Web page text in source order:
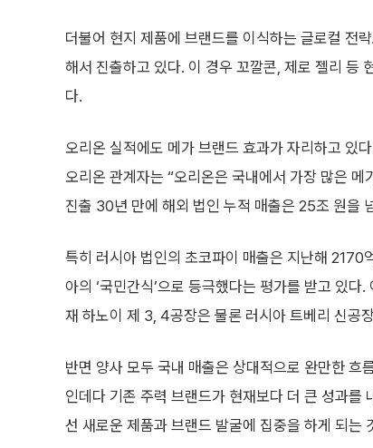
더불어 현지 제품에 브랜드를 이식하는 글로컬 전
해서 진출하고 있다. 이 경우 꼬깔콘, 제로 젤리 등
다.
오리온 실적에도 메가 브랜드 효과가 자리하고 있
오리온 관계자는 “오리온은 국내에서 가장 많은
진출 30년 만에 해외 법인 누적 매출은 25조 원을
특히 러시아 법인의 초코파이 매출은 지난해 2170
아의 ‘국민간식’으로 등극했다는 평가를 받고 있
재 하노이 제 3, 4공장은 물론 러시아 트베리 신공
반면 양사 모두 국내 매출은 상대적으로 완만한 흐
인데다 기존 주력 브랜드가 현재보다 더 큰 성과를
선 새로운 제품과 브랜드 발굴에 집중을 하게 되는